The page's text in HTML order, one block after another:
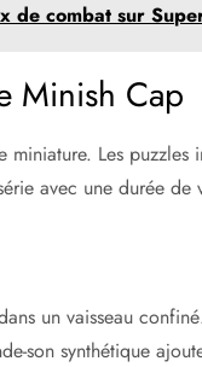
de combat sur
Minish Cap
Les
avec une durée de
un vaisseau
son synthétique